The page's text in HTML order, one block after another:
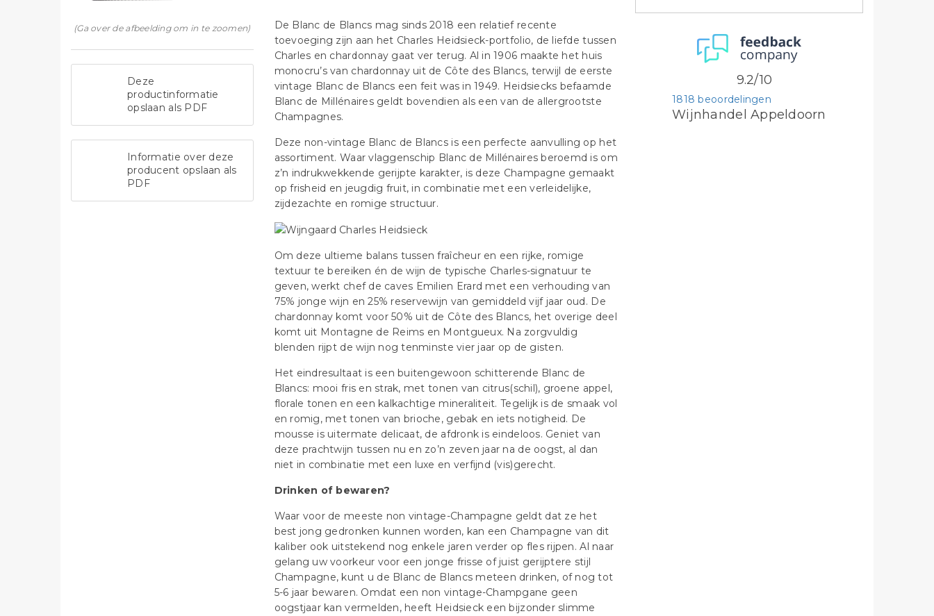
(Ga over de afbeelding om in te zoomen)
Deze
productinformatie
opslaan als PDF
Informatie over deze
producent opslaan als
PDF
De Blanc de Blancs mag sinds 2018 een relatief recente
toevoeging zijn aan het Charles Heidsieck-portfolio, de liefde tussen
Charles en chardonnay gaat ver terug. Al in 1906 maakte het huis
monocru’s van chardonnay uit de Côte des Blancs, terwijl de eerste
vintage Blanc de Blancs een feit was in 1949. Heidsiecks befaamde
Blanc de Millénaires geldt bovendien als een van de allergrootste
Champagnes.
Deze non-vintage Blanc de Blancs is een perfecte aanvulling op het
assortiment. Waar vlaggenschip Blanc de Millénaires beroemd is om
z’n indrukwekkende gerijpte karakter, is deze Champagne gemaakt
op frisheid en jeugdig fruit, in combinatie met een verleidelijke,
zijdezachte en romige structuur.
Om deze ultieme balans tussen fraîcheur en een rijke, romige
textuur te bereiken én de wijn de typische Charles-signatuur te
geven, werkt chef de caves Emilien Erard met een verhouding van
75% jonge wijn en 25% reservewijn van gemiddeld vijf jaar oud. De
chardonnay komt voor 50% uit de Côte des Blancs, het overige deel
komt uit Montagne de Reims en Montgueux. Na zorgvuldig
blenden rijpt de wijn nog tenminste vier jaar op de gisten.
Het eindresultaat is een buitengewoon schitterende Blanc de
Blancs: mooi fris en strak, met tonen van citrus(schil), groene appel,
florale tonen en een kalkachtige mineraliteit. Tegelijk is de smaak vol
en romig, met tonen van brioche, gebak en iets notigheid. De
mousse is uitermate delicaat, de afdronk is eindeloos. Geniet van
deze prachtwijn tussen nu en zo’n zeven jaar na de oogst, al dan
niet in combinatie met een luxe en verfijnd (vis)gerecht.
Drinken of bewaren?
Waar voor de meeste non vintage-Champagne geldt dat ze het
best jong gedronken kunnen worden, kan een Champagne van dit
kaliber ook uitstekend nog enkele jaren verder op fles rijpen. Al naar
gelang uw voorkeur voor een jonge frisse of juist gerijptere stijl
Champagne, kunt u de Blanc de Blancs meteen drinken, of nog tot
5-6 jaar bewaren. Omdat een non vintage-Champgane geen
oogstjaar kan vermelden, heeft Heidsieck een bijzonder slimme
Wijnhandel Appeldoorn
1818 beoordelingen
9.2/10